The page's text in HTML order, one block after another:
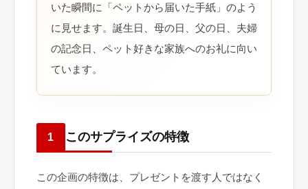
いた瞬間に「ペットから届いた手紙」のよう
に見せます。誕生日、母の日、父の日、夫婦
の記念日、ペット好きな家族へのお礼に向い
ています。
1 このサプライズの特徴
この企画の特徴は、プレゼントを渡す人ではなく